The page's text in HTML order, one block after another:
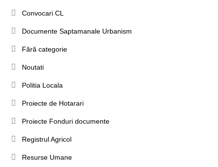
Convocari CL
Documente Saptamanale Urbanism
Fără categorie
Noutati
Politia Locala
Proiecte de Hotarari
Proiecte Fonduri documente
Registrul Agricol
Resurse Umane